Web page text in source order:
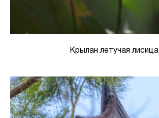
Крылан летучая лисица